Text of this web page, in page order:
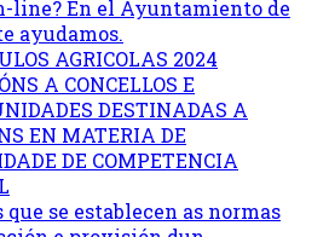
line? En el Ayuntamiento de
ayudamos.
AGRICOLAS 2024
A CONCELLOS E
DESTINADAS A
EN MATERIA DE
DE COMPETENCIA
que se establecen as normas